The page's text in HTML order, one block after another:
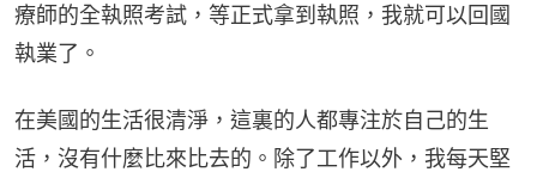
療師的全執照考試，等正式拿到執照，我就可以回國
執業了。
在美國的生活很清淨，這裏的人都專注於自己的生
活，沒有什麼比來比去的。除了工作以外，我每天堅